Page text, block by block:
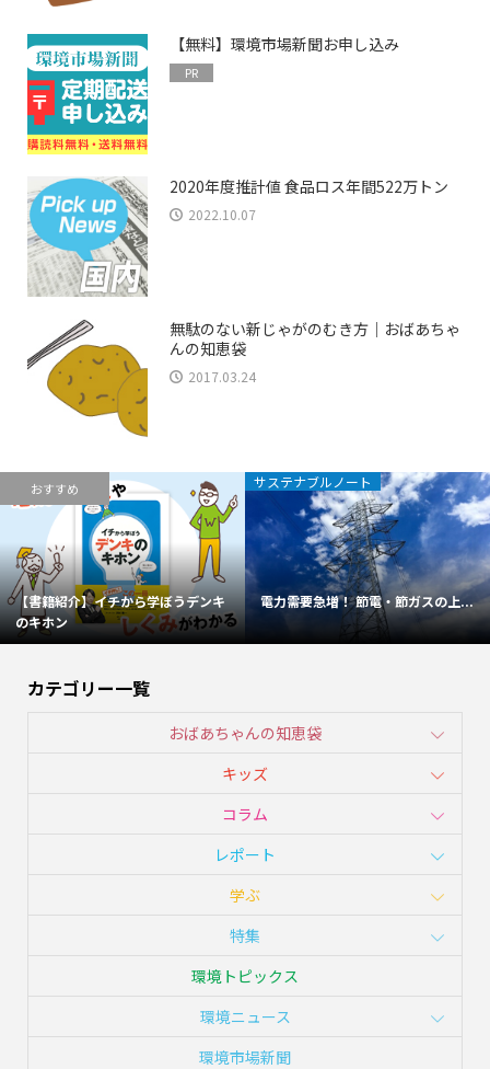
【無料】環境市場新聞お申し込み
PR
2020年度推計値 食品ロス年間522万トン
2022.10.07
無駄のない新じゃがのむき方｜おばあちゃ
んの知恵袋
2017.03.24
おすすめ
【書籍紹介】イチから学ぼうデンキ
のキホン
サステナブルノート
電力需要急増！ 節電・節ガスの上...
カテゴリー一覧
おばあちゃんの知恵袋
キッズ
コラム
レポート
学ぶ
特集
環境トピックス
環境ニュース
環境市場新聞